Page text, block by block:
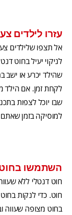
עזרו לילדים
אל תצפו שלילדים
לניקוי יעיל בחוט
שהילד יכרע או ישב
לקחת זמן. אם הילד
שבו יוכל לצפות
למוסיקה בזמן שאתם
השתמשו בחוט
חוט דנטלי ללא
חוט. כדי לנקות
בחוט מצופה שעווה